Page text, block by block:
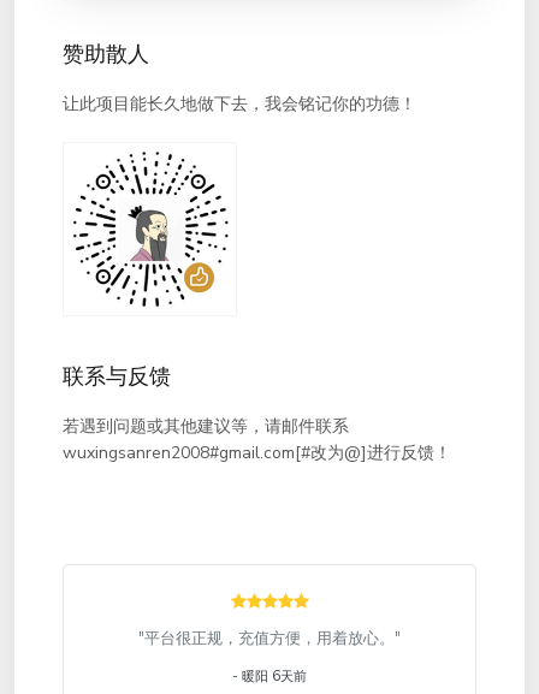
赞助散人
让此项目能长久地做下去，我会铭记你的功德！
联系与反馈
若遇到问题或其他建议等，请邮件联系
wuxingsanren2008#gmail.com[#改为@]进行反馈！
"平台很正规，充值方便，用着放心。"
- 暖阳 6天前